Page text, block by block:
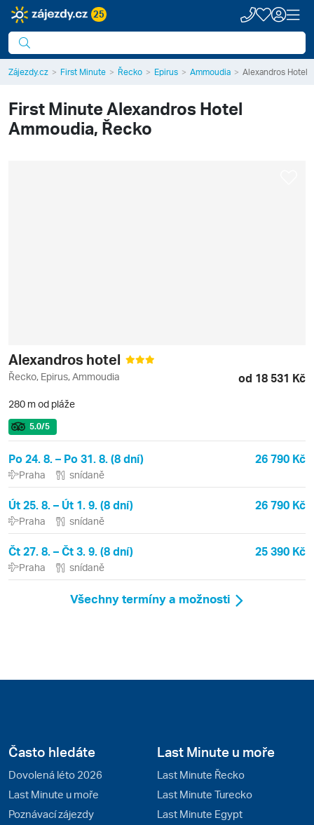
25
Zájezdy.cz First Minute Řecko Epirus Ammoudia Alexandros Hotel
First MinuteAlexandros Hotel
Ammoudia, Řecko
Alexandros hotel
Řecko, Epirus, Ammoudia od 18 531 Kč
280 m od pláže
5.0/5
Po 24. 8. – Po 31. 8. (8 dní) 26 790 Kč
Praha snídaně
Út 25. 8. – Út 1. 9. (8 dní) 26 790 Kč
Praha snídaně
Čt 27. 8. – Čt 3. 9. (8 dní) 25 390 Kč
Praha snídaně
Všechny termíny a možnosti
Často hledáte
Dovolená léto 2026
Last Minute u moře
Poznávací zájezdy
Last Minute u moře
Last Minute Řecko
Last Minute Turecko
Last Minute Egypt